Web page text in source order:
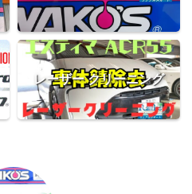
レーザー クリーニング